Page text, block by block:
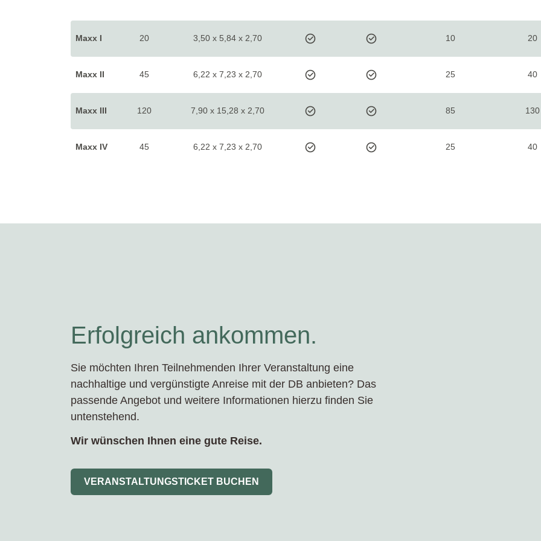
Maxx I 20 3,50 x 5,84 x 2,70 10 20
Maxx II 45 6,22 x 7,23 x 2,70 25 40
Maxx III 120 7,90 x 15,28 x 2,70 85 130
Maxx IV 45 6,22 x 7,23 x 2,70 25 40
Erfolgreich ankommen.
Sie möchten Ihren Teilnehmenden Ihrer Veranstaltung eine
nachhaltige und vergünstigte Anreise mit der DB anbieten? Das
passende Angebot und weitere Informationen hierzu finden Sie
untenstehend.
Wir wünschen Ihnen eine gute Reise.
VERANSTALTUNGSTICKET BUCHEN